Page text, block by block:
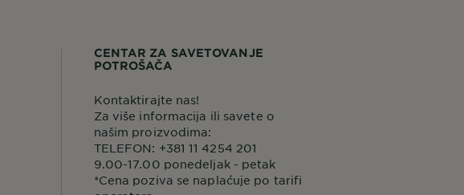
CENTAR ZA SAVETOVANJE
POTROŠAČA
Kontaktirajte nas!
Za više informacija ili savete o
našim proizvodima:
TELEFON: +381 11 4254 201
9.00-17.00 ponedeljak - petak
*Cena poziva se naplaćuje po tarifi